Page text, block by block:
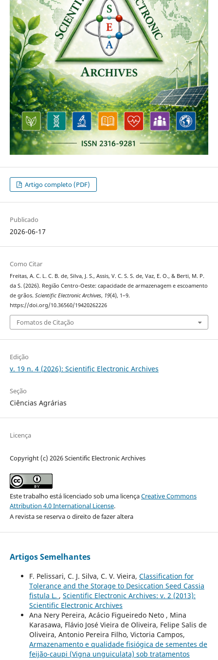
Artigo completo (PDF)
Publicado
2026-06-17
Como Citar
Freitas, A. C. L. C. B. de, Silva, J. S., Assis, V. C. S. S. de, Vaz, E. O., & Berti, M. P.
da S. (2026). Região Centro-Oeste: capacidade de armazenagem e escoamento
de grãos. Scientific Electronic Archives, 19(4), 1–9.
https://doi.org/10.36560/19420262226
Fomatos de Citação
Edição
v. 19 n. 4 (2026): Scientific Electronic Archives
Seção
Ciências Agrárias
Licença
Copyright (c) 2026 Scientific Electronic Archives
Este trabalho está licenciado sob uma licençaCreative Commons
Attribution 4.0 International License.
A revista se reserva o direito de fazer altera
Artigos Semelhantes
F. Pelissari, C. J. Silva, C. V. Vieira, Classification for
Tolerance and the Storage to Desiccation Seed Cassia
fistula L. , Scientific Electronic Archives: v. 2 (2013):
Scientific Electronic Archives
Ana Nery Pereira, Acácio Figueiredo Neto , Mina
Karasawa, Flávio José Vieira de Oliveira, Felipe Salis de
Oliveira, Antonio Pereira Filho, Victoria Campos,
Armazenamento e qualidade fisiógica de sementes de
feijão-caupi (Vigna unguiculata) sob tratamentos